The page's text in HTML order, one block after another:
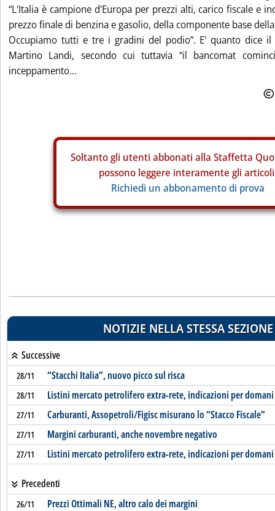
“L'Italia è campione d'Europa per prezzi alti, carico fiscale e
prezzo finale di benzina e gasolio, della componente base
Occupiamo tutti e tre i gradini del podio”. E' quanto dice il
Martino Landi, secondo cui tuttavia “il bancomat
inceppamento...
Soltanto gli utenti abbonati alla Staffetta
possono leggere interamente gli
Richiedi un abbonamento di prova
NOTIZIE NELLA STESSA SEZIONE
Successive
28/11 “Stacchi Italia”, nuovo picco sul risca
28/11 Listini mercato petrolifero extra-rete, indicazioni per domani
27/11 Carburanti, Assopetroli/Figisc misurano lo “Stacco Fiscale”
27/11 Margini carburanti, anche novembre negativo
27/11 Listini mercato petrolifero extra-rete, indicazioni per domani
Precedenti
26/11 Prezzi Ottimali NE, altro calo dei margini